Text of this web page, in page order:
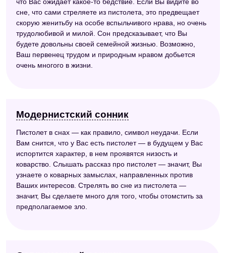
что Вас ожидает какое-то бедствие. Если Вы видите во
сне, что сами стреляете из пистолета, это предвещает
скорую женитьбу на особе вспыльчивого нрава, но очень
трудолюбивой и милой. Сон предсказывает, что Вы
будете довольны своей семейной жизнью. Возможно,
Ваш первенец трудом и природным нравом добьется
очень многого в жизни.
Модернистский сонник
Пистолет в снах — как правило, символ неудачи. Если
Вам снится, что у Вас есть пистолет — в будущем у Вас
испортится характер, в нем проявятся низость и
коварство. Слышать рассказ про пистолет — значит, Вы
узнаете о коварных замыслах, направленных против
Ваших интересов. Стрелять во сне из пистолета —
значит, Вы сделаете много для того, чтобы отомстить за
предполагаемое зло.